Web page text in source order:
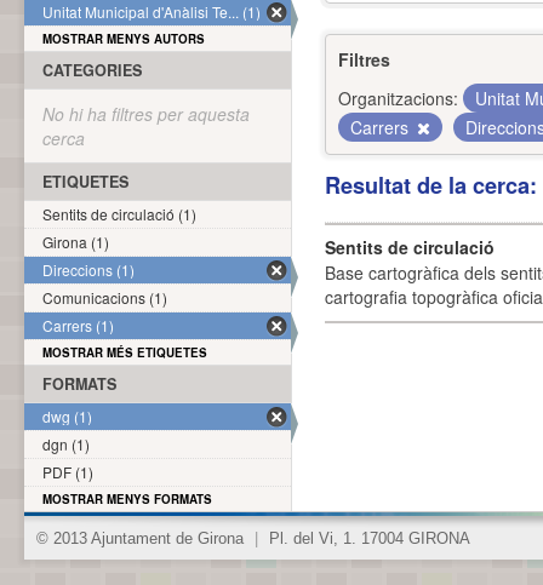
Filtres
Organitzacions:
Unitat
Carrers
Resultat de la
Sentits de circulació
Base cartogràfica dels
cartografia topogràfica
Unitat Municipal d'Anàlisi Te... (1)
MOSTRAR MENYS AUTORS
CATEGORIES
No hi ha filtres per aquesta
cerca
ETIQUETES
Sentits de circulació (1)
Girona (1)
Direccions (1)
Comunicacions (1)
Carrers (1)
MOSTRAR MÉS ETIQUETES
FORMATS
dwg (1)
dgn (1)
PDF (1)
MOSTRAR MENYS FORMATS
© 2013 Ajuntament de Girona Pl. del Vi, 1. 17004 GIRONA